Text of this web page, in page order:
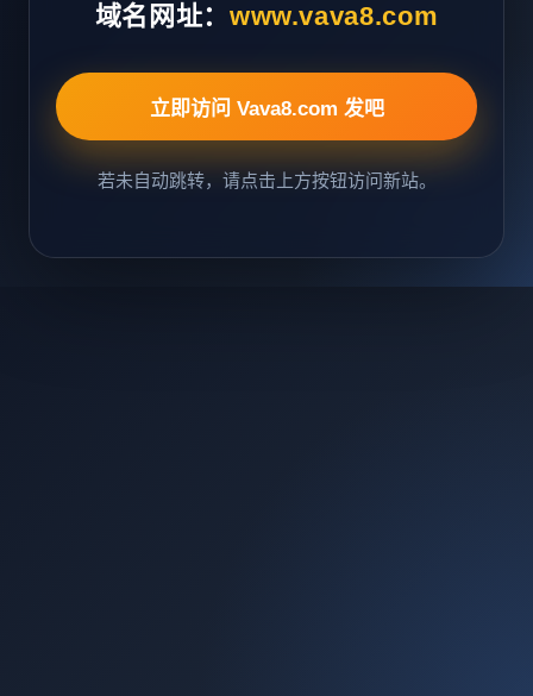
域名网址： www.vava8.com
立即访问 Vava8.com 发吧
若未自动跳转，请点击上方按钮访问新站。